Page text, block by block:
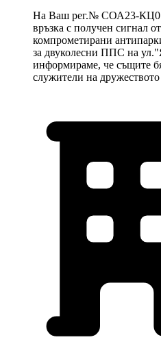
На Ваш рег.№ СОА23-
връзка с получен сигнал
компрометирани
за двуколесни ППС на
информираме, че същите
служители на